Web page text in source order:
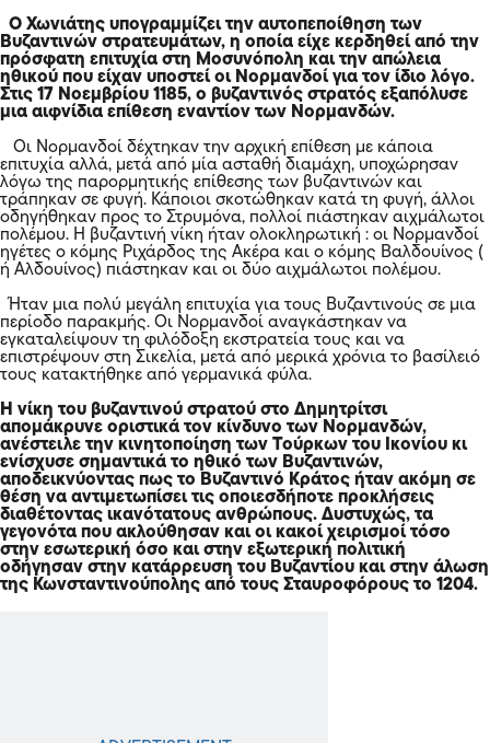
Ο Χωνιάτης υπογραμμίζει την αυτοπεποίθηση των
Βυζαντινών στρατευμάτων, η οποία είχε κερδηθεί από την
πρόσφατη επιτυχία στη Μοσυνόπολη και την απώλεια
ηθικού που είχαν υποστεί οι Νορμανδοί για τον ίδιο λόγο.
Στις 17 Νοεμβρίου 1185, ο βυζαντινός στρατός εξαπόλυσε
μια αιφνίδια επίθεση εναντίον των Νορμανδών.
Οι Νορμανδοί δέχτηκαν την αρχική επίθεση με κάποια
επιτυχία αλλά, μετά από μία ασταθή διαμάχη, υποχώρησαν
λόγω της παρορμητικής επίθεσης των βυζαντινών και
τράπηκαν σε φυγή. Κάποιοι σκοτώθηκαν κατά τη φυγή, άλλοι
οδηγήθηκαν προς το Στρυμόνα, πολλοί πιάστηκαν αιχμάλωτοι
πολέμου. Η βυζαντινή νίκη ήταν ολοκληρωτική : οι Νορμανδοί
ηγέτες ο κόμης Ριχάρδος της Ακέρα και ο κόμης Βαλδουίνος (
ή Αλδουίνος) πιάστηκαν και οι δύο αιχμάλωτοι πολέμου.
Ήταν μια πολύ μεγάλη επιτυχία για τους Βυζαντινούς σε μια
περίοδο παρακμής. Οι Νορμανδοί αναγκάστηκαν να
εγκαταλείψουν τη φιλόδοξη εκστρατεία τους και να
επιστρέψουν στη Σικελία, μετά από μερικά χρόνια το βασίλειό
τους κατακτήθηκε από γερμανικά φύλα.
Η νίκη του βυζαντινού στρατού στο Δημητρίτσι
απομάκρυνε οριστικά τον κίνδυνο των Νορμανδών,
ανέστειλε την κινητοποίηση των Τούρκων του Ικονίου κι
ενίσχυσε σημαντικά το ηθικό των Βυζαντινών,
αποδεικνύοντας πως το Βυζαντινό Κράτος ήταν ακόμη σε
θέση να αντιμετωπίσει τις οποιεσδήποτε προκλήσεις
διαθέτοντας ικανότατους ανθρώπους. Δυστυχώς, τα
γεγονότα που ακλούθησαν και οι κακοί χειρισμοί τόσο
στην εσωτερική όσο και στην εξωτερική πολιτική
οδήγησαν στην κατάρρευση του Βυζαντίου και στην άλωση
της Κωνσταντινούπολης από τους Σταυροφόρους το 1204.